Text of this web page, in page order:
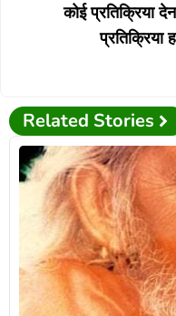
कोई प्रतिक्रिया
प्रतिक्रिया
Related Stories